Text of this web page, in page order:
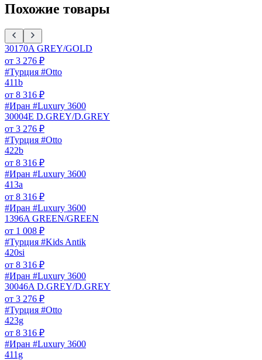
Похожие товары
30170A GREY/GOLD
от 3 276 ₽
#Турция #Otto
411b
от 8 316 ₽
#Иран #Luxury 3600
30004E D.GREY/D.GREY
от 3 276 ₽
#Турция #Otto
422b
от 8 316 ₽
#Иран #Luxury 3600
413a
от 8 316 ₽
#Иран #Luxury 3600
1396A GREEN/GREEN
от 1 008 ₽
#Турция #Kids Antik
420si
от 8 316 ₽
#Иран #Luxury 3600
30046A D.GREY/D.GREY
от 3 276 ₽
#Турция #Otto
423g
от 8 316 ₽
#Иран #Luxury 3600
411g